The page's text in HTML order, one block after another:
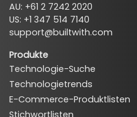
AU: +61 2 7242 2020
US: +1 347 514 7140
support@builtwith.com
Produkte
Technologie-Suche
Technologietrends
E-Commerce-Produktlisten